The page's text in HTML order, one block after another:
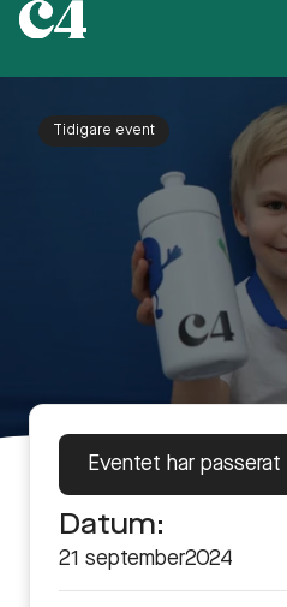
Tidigare event
Eventet har passerat
Datum:
21 september2024